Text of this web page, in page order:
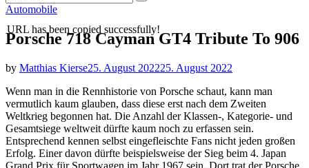
for:
Search
Categories
Automobile
Porsche 718 Cayman GT4 Tribute To 906
by Matthias Kierse25. August 202225. August 2022
Wenn man in die Rennhistorie von Porsche schaut, kann man
vermutlich kaum glauben, dass diese erst nach dem Zweiten
Weltkrieg begonnen hat. Die Anzahl der Klassen-, Kategorie- und
Gesamtsiege weltweit dürfte kaum noch zu erfassen sein.
Entsprechend kennen selbst eingefleischte Fans nicht jeden großen
Erfolg. Einer davon dürfte beispielsweise der Sieg beim 4. Japan
Grand Prix für Sportwagen im Jahr 1967 sein. Dort trat der Porsche
URL has been copied successfully!